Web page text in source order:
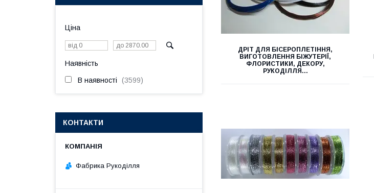
ДРІТ ДЛЯ БІСЕРОПЛЕТІННЯ,
ВИГОТОВЛЕННЯ БІЖУТЕРІЇ,
ФЛОРИСТИКИ, ДЕКОРУ,
РУКОДІЛЛЯ...
Ціна
Наявність
В наявності 3599
КОНТАКТИ
Фабрика Рукоділля